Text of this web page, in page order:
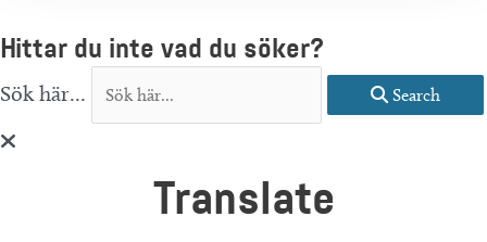
Hittar du inte vad du söker?
Sök här... Search
Translate